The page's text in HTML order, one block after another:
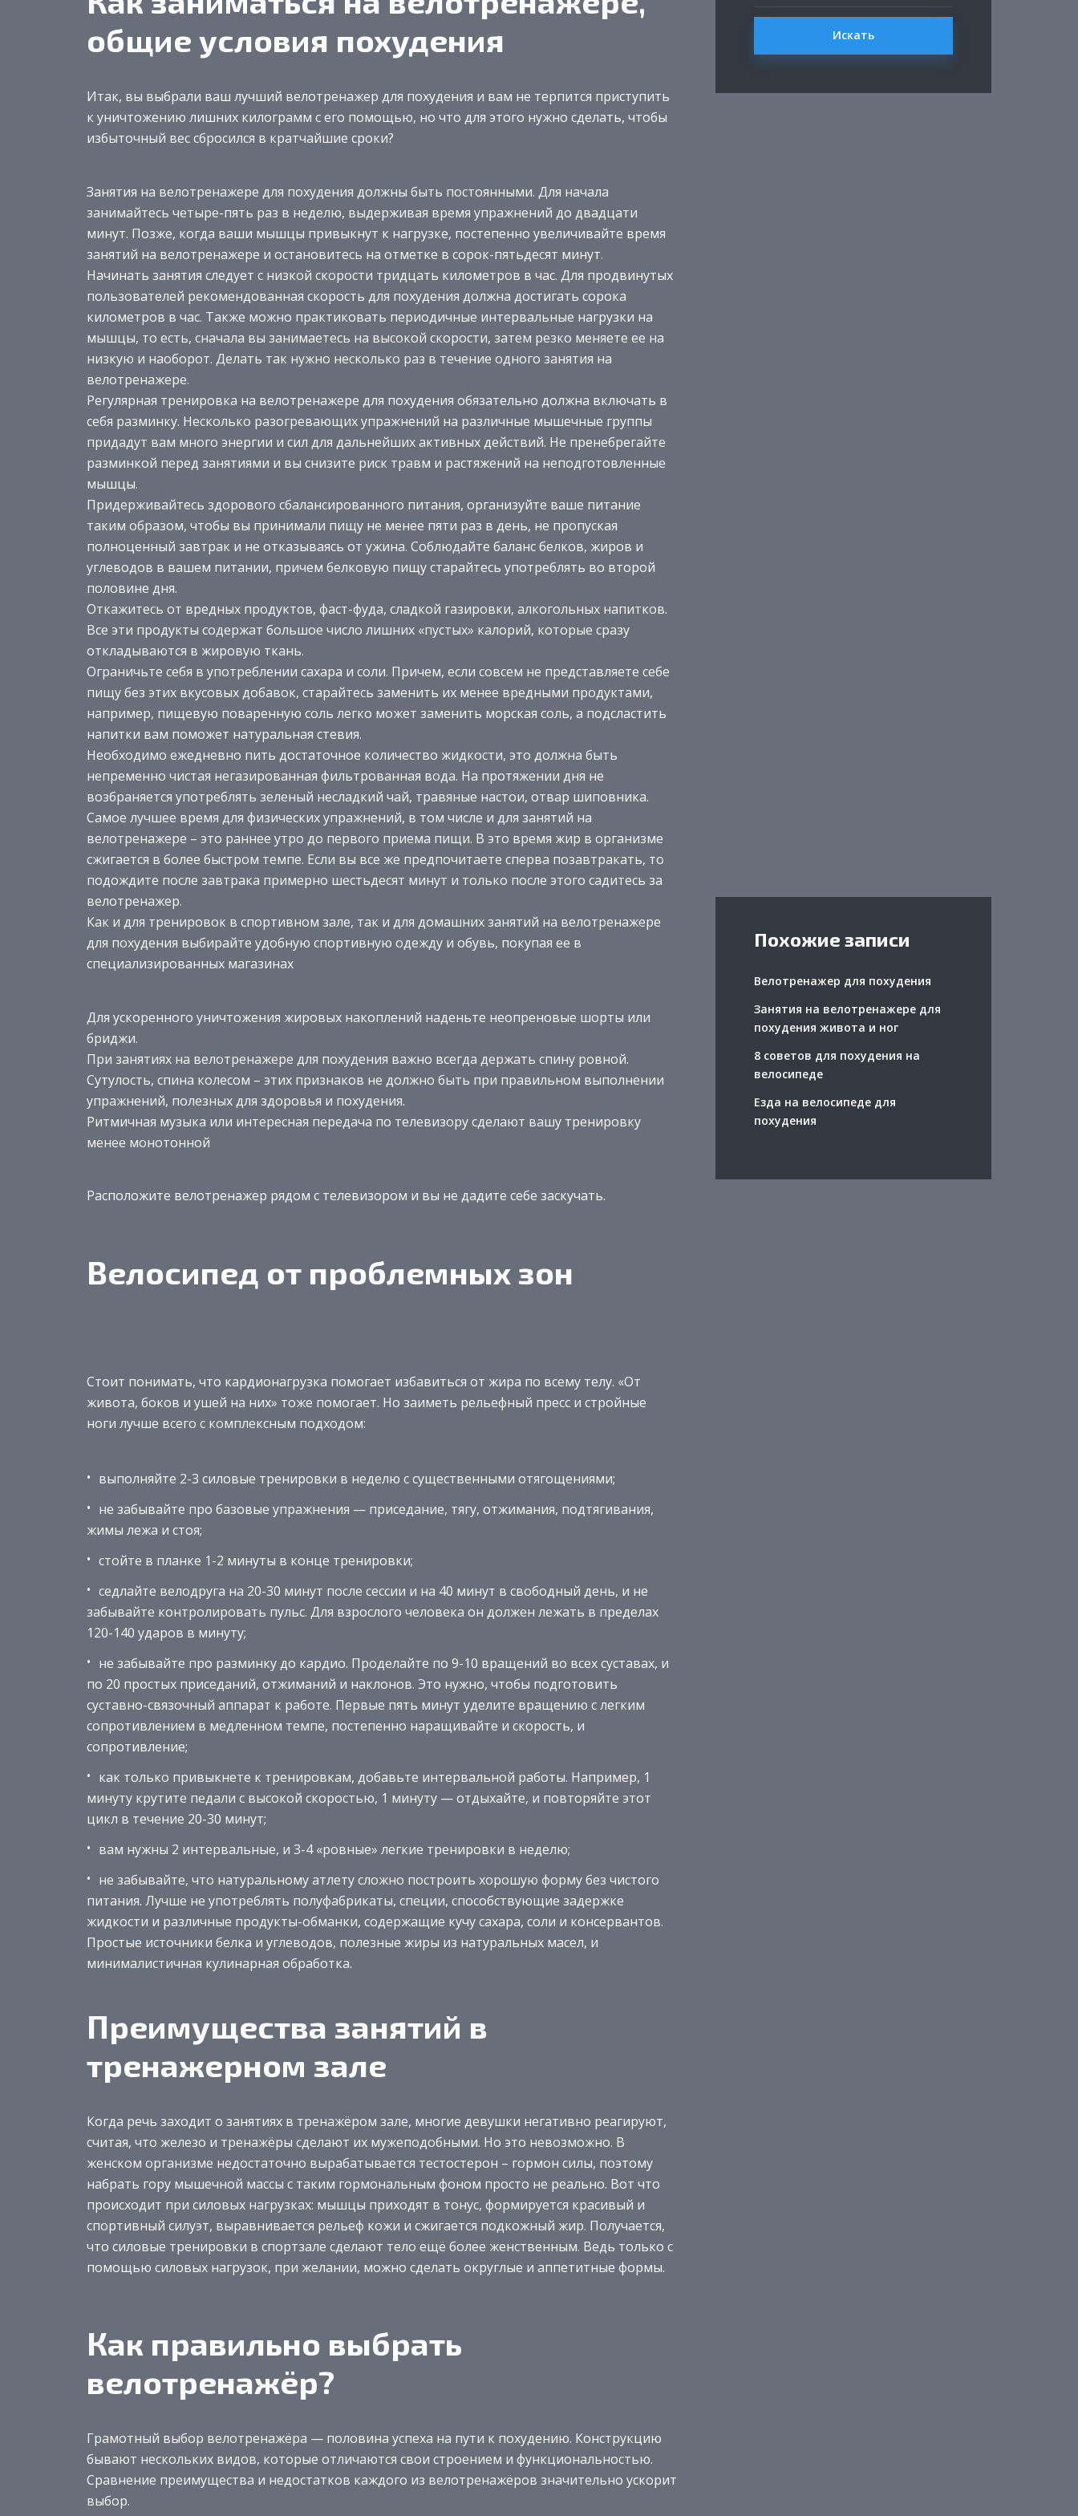
общие условия похудения
Итак, вы выбрали ваш лучший велотренажер для похудения и вам не терпится приступить
к уничтожению лишних килограмм с его помощью, но что для этого нужно сделать, чтобы
избыточный вес сбросился в кратчайшие сроки?
Занятия на велотренажере для похудения должны быть постоянными. Для начала
занимайтесь четыре-пять раз в неделю, выдерживая время упражнений до двадцати
минут. Позже, когда ваши мышцы привыкнут к нагрузке, постепенно увеличивайте время
занятий на велотренажере и остановитесь на отметке в сорок-пятьдесят минут.
Начинать занятия следует с низкой скорости тридцать километров в час. Для продвинутых
пользователей рекомендованная скорость для похудения должна достигать сорока
километров в час. Также можно практиковать периодичные интервальные нагрузки на
мышцы, то есть, сначала вы занимаетесь на высокой скорости, затем резко меняете ее на
низкую и наоборот. Делать так нужно несколько раз в течение одного занятия на
велотренажере.
Регулярная тренировка на велотренажере для похудения обязательно должна включать в
себя разминку. Несколько разогревающих упражнений на различные мышечные группы
придадут вам много энергии и сил для дальнейших активных действий. Не пренебрегайте
разминкой перед занятиями и вы снизите риск травм и растяжений на неподготовленные
мышцы.
Придерживайтесь здорового сбалансированного питания, организуйте ваше питание
таким образом, чтобы вы принимали пищу не менее пяти раз в день, не пропуская
полноценный завтрак и не отказываясь от ужина. Соблюдайте баланс белков, жиров и
углеводов в вашем питании, причем белковую пищу старайтесь употреблять во второй
половине дня.
Откажитесь от вредных продуктов, фаст-фуда, сладкой газировки, алкогольных напитков.
Все эти продукты содержат большое число лишних «пустых» калорий, которые сразу
откладываются в жировую ткань.
Ограничьте себя в употреблении сахара и соли. Причем, если совсем не представляете себе
пищу без этих вкусовых добавок, старайтесь заменить их менее вредными продуктами,
например, пищевую поваренную соль легко может заменить морская соль, а подсластить
напитки вам поможет натуральная стевия.
Необходимо ежедневно пить достаточное количество жидкости, это должна быть
непременно чистая негазированная фильтрованная вода. На протяжении дня не
возбраняется употреблять зеленый несладкий чай, травяные настои, отвар шиповника.
Самое лучшее время для физических упражнений, в том числе и для занятий на
велотренажере – это раннее утро до первого приема пищи. В это время жир в организме
сжигается в более быстром темпе. Если вы все же предпочитаете сперва позавтракать, то
подождите после завтрака примерно шестьдесят минут и только после этого садитесь за
велотренажер.
Как и для тренировок в спортивном зале, так и для домашних занятий на велотренажере
для похудения выбирайте удобную спортивную одежду и обувь, покупая ее в
специализированных магазинах
Для ускоренного уничтожения жировых накоплений наденьте неопреновые шорты или
бриджи.
При занятиях на велотренажере для похудения важно всегда держать спину ровной.
Сутулость, спина колесом – этих признаков не должно быть при правильном выполнении
упражнений, полезных для здоровья и похудения.
Ритмичная музыка или интересная передача по телевизору сделают вашу тренировку
менее монотонной
Расположите велотренажер рядом с телевизором и вы не дадите себе заскучать.
Велосипед от проблемных зон
Стоит понимать, что кардионагрузка помогает избавиться от жира по всему телу. «От
живота, боков и ушей на них» тоже помогает. Но заиметь рельефный пресс и стройные
ноги лучше всего с комплексным подходом:
выполняйте 2-3 силовые тренировки в неделю с существенными отягощениями;
не забывайте про базовые упражнения — приседание, тягу, отжимания, подтягивания,
жимы лежа и стоя;
стойте в планке 1-2 минуты в конце тренировки;
седлайте велодруга на 20-30 минут после сессии и на 40 минут в свободный день, и не
забывайте контролировать пульс. Для взрослого человека он должен лежать в пределах
120-140 ударов в минуту;
не забывайте про разминку до кардио. Проделайте по 9-10 вращений во всех суставах, и
по 20 простых приседаний, отжиманий и наклонов. Это нужно, чтобы подготовить
суставно-связочный аппарат к работе. Первые пять минут уделите вращению с легким
сопротивлением в медленном темпе, постепенно наращивайте и скорость, и
сопротивление;
как только привыкнете к тренировкам, добавьте интервальной работы. Например, 1
минуту крутите педали с высокой скоростью, 1 минуту — отдыхайте, и повторяйте этот
цикл в течение 20-30 минут;
вам нужны 2 интервальные, и 3-4 «ровные» легкие тренировки в неделю;
не забывайте, что натуральному атлету сложно построить хорошую форму без чистого
питания. Лучше не употреблять полуфабрикаты, специи, способствующие задержке
жидкости и различные продукты-обманки, содержащие кучу сахара, соли и консервантов.
Простые источники белка и углеводов, полезные жиры из натуральных масел, и
минималистичная кулинарная обработка.
Преимущества занятий в
тренажерном зале
Когда речь заходит о занятиях в тренажёром зале, многие девушки негативно реагируют,
считая, что железо и тренажёры сделают их мужеподобными. Но это невозможно. В
женском организме недостаточно вырабатывается тестостерон – гормон силы, поэтому
набрать гору мышечной массы с таким гормональным фоном просто не реально. Вот что
происходит при силовых нагрузках: мышцы приходят в тонус, формируется красивый и
спортивный силуэт, выравнивается рельеф кожи и сжигается подкожный жир. Получается,
что силовые тренировки в спортзале сделают тело ещё более женственным. Ведь только с
помощью силовых нагрузок, при желании, можно сделать округлые и аппетитные формы.
Как правильно выбрать
велотренажёр?
Грамотный выбор велотренажёра — половина успеха на пути к похудению. Конструкцию
бывают нескольких видов, которые отличаются свои строением и функциональностью.
Сравнение преимущества и недостатков каждого из велотренажёров значительно ускорит
выбор.
Искать
Похожие записи
Велотренажер для похудения
Занятия на велотренажере для
похудения живота и ног
8 советов для похудения на
велосипеде
Езда на велосипеде для
похудения